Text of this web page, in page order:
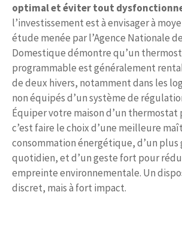
optimal et éviter tout
l’investissement est à envisager à
étude menée par l’Agence Nationale
Domestique démontre qu’un
programmable est généralement
de deux hivers, notamment dans les
non équipés d’un système de
Équiper votre maison d’un thermostat
c’est faire le choix d’une meilleure
consommation énergétique, d’un plus
quotidien, et d’un geste fort pour
empreinte environnementale. Un
discret, mais à fort impact.